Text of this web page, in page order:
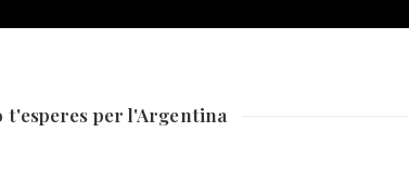
t'esperes per l'Argentina